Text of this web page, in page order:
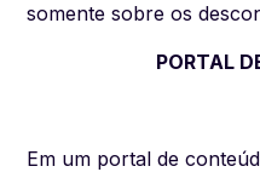
somente sobre os
PORTAL
Em um portal de